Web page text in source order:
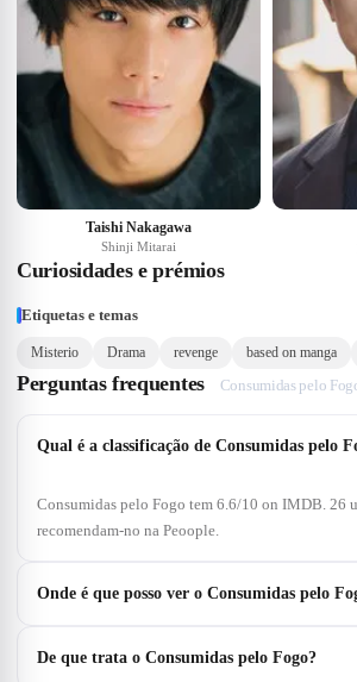
Taishi Nakagawa
Shinji Mitarai
Curiosidades e prémios
Etiquetas e temas
Misterio Drama revenge based on manga
Perguntas frequentes Consumidas pelo
Qual é a classificação de Consumidas pelo
Consumidas pelo Fogo tem 6.6/10 on IMDB. 26
recomendam-no na Peoople.
Onde é que posso ver o Consumidas pelo
De que trata o Consumidas pelo Fogo?